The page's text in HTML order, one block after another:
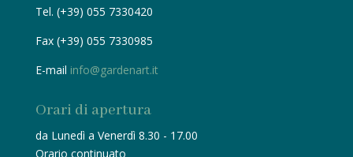
Tel. (+39) 055 7330420
Fax (+39) 055 7330985
E-mail info@gardenart.it
Orari di apertura
da Lunedì a Venerdì 8.30 - 17.00
Orario continuato